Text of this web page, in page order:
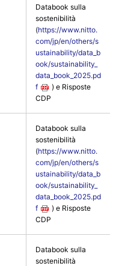
Databook sulla
sostenibilità
(https://www.nitto.
com/jp/en/others/s
ustainability/data_b
ook/sustainability_
data_book_2025.pd
f
) e Risposte
CDP
Databook sulla
sostenibilità
(https://www.nitto.
com/jp/en/others/s
ustainability/data_b
ook/sustainability_
data_book_2025.pd
f
) e Risposte
CDP
Databook sulla
sostenibilità